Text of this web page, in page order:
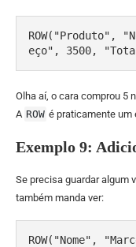
ROW("Produto",
eço", 3500,
Olha aí, o cara comprou 5
A ROW é praticamente um
Exemplo 9:
Se precisa guardar algum
também manda ver:
ROW("Nome",